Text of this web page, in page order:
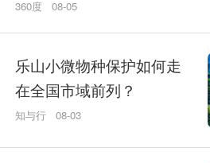
360度 08-05
乐山小微物种保护如何走
在全国市域前列？
知与行 08-03